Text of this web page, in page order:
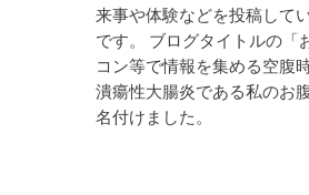
来事や体験などを投稿して
です。 ブログタイトルの「
コン等で情報を集める空腹
潰瘍性大腸炎である私のお
名付けました。